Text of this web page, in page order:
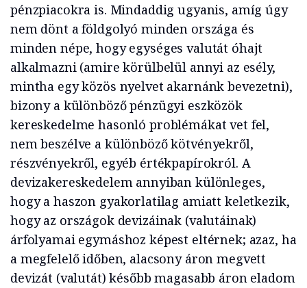
pénzpiacokra is. Mindaddig ugyanis, amíg úgy
nem dönt a földgolyó minden országa és
minden népe, hogy egységes valutát óhajt
alkalmazni (amire körülbelül annyi az esély,
mintha egy közös nyelvet akarnánk bevezetni),
bizony a különböző pénzügyi eszközök
kereskedelme hasonló problémákat vet fel,
nem beszélve a különböző kötvényekről,
részvényekről, egyéb értékpapírokról. A
devizakereskedelem annyiban különleges,
hogy a haszon gyakorlatilag amiatt keletkezik,
hogy az országok devizáinak (valutáinak)
árfolyamai egymáshoz képest eltérnek; azaz, ha
a megfelelő időben, alacsony áron megvett
devizát (valutát) később magasabb áron eladom